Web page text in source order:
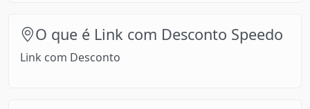
O que é Link com Desconto Speedo
Link com Desconto